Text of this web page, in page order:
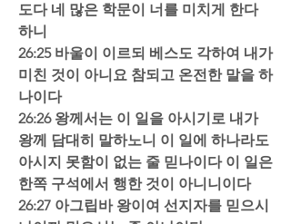
도다 네 많은 학문이 너를 미치게 한다
하니
26:25 바울이 이르되 베스도 각하여 내가
미친 것이 아니요 참되고 온전한 말을 하
나이다
26:26 왕께서는 이 일을 아시기로 내가
왕께 담대히 말하노니 이 일에 하나라도
아시지 못함이 없는 줄 믿나이다 이 일은
한쪽 구석에서 행한 것이 아니니이다
26:27 아그립바 왕이여 선지자를 믿으시